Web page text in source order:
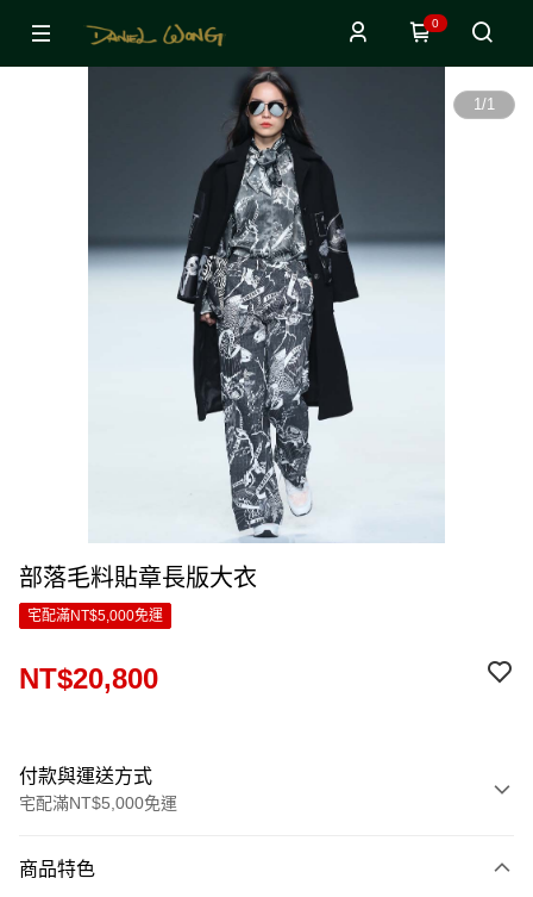
0
1/1
部落毛料貼章長版大衣
宅配滿NT$5,000免運
NT$20,800
付款與運送方式
宅配滿NT$5,000免運
信用卡一次付款
商品特色